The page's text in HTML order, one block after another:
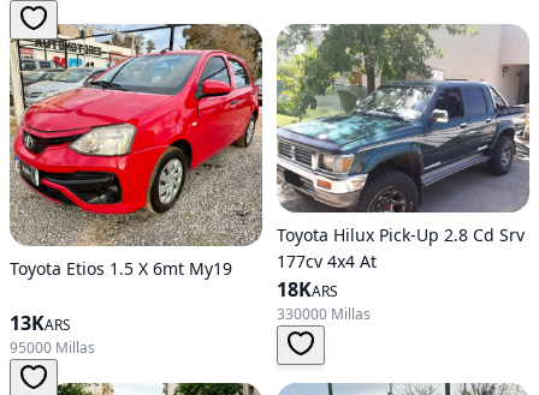
Toyota Etios 1.5 X 6mt My19
13KARS
95000 Millas
Toyota Hilux Pick-Up 2.8 Cd Srv
177cv 4x4 At
18KARS
330000 Millas